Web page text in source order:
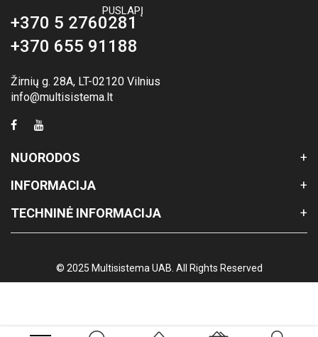
PUSLAPĮ
+370 5 2760281
+370 655 91188
Žirnių g. 28A, LT-02120 Vilnius
info@multisistema.lt
NUORODOS
INFORMACIJA
TECHNINĖ INFORMACIJA
© 2025 Multisistema UAB. All Rights Reserved